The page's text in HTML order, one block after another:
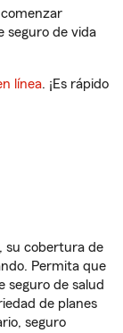
comenzar
seguro de vida
línea. ¡Es rápido
su cobertura de
Permita que
seguro de salud
de planes
seguro